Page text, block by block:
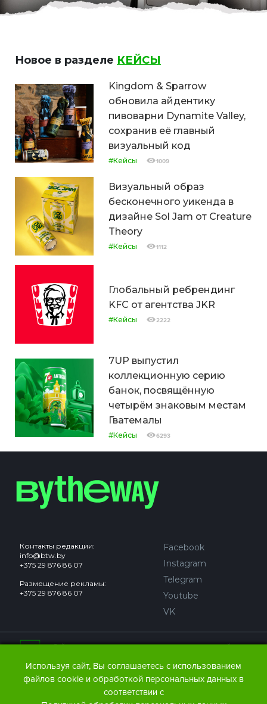
Новое в разделе КЕЙСЫ
Kingdom & Sparrow
обновила айдентику
пивоварни Dynamite Valley,
сохранив её главный
визуальный код
#Кейсы 1009
Визуальный образ
бесконечного уикенда в
дизайне Sol Jam от Creature
Theory
#Кейсы 1112
Глобальный ребрендинг
KFC от агентства JKR
#Кейсы 2222
7UP выпустил
коллекционную серию
банок, посвящённую
четырём знаковым местам
Гватемалы
#Кейсы 6293
Контакты редакции:
info@btw.by
+375 29 876 86 07
Размещение рекламы:
+375 29 876 86 07
Facebook
Instagram
Telegram
Youtube
VK
Сайт может содержать контент, не предназначенный для
© 2016 – 2026 ООО
Используя сайт, Вы соглашаетесь с использованием
файлов cookie и обработкой персональных данных в
соответствии с